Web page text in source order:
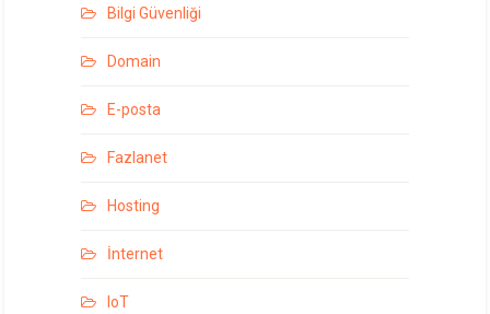
Bilgi Güvenliği
Domain
E-posta
Fazlanet
Hosting
İnternet
IoT